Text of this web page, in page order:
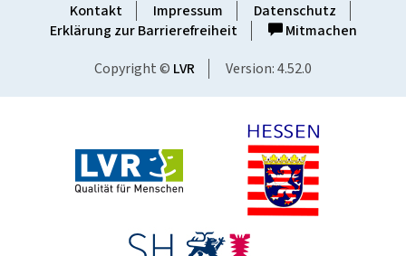
Kontakt Impressum
Datenschutz
Erklärung zur Barrierefreiheit
Mitmachen
Copyright © LVR Version: 4.52.0